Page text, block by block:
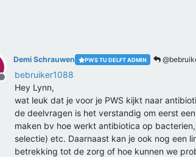
Offline
Demi Schrauwen PWS TU DELFT ADMIN
bebruiker1088
Hey Lynn,
wat leuk dat je voor je PWS kijkt naar
de deelvragen is het verstandig om eerst
maken bv hoe werkt antibiotica op
selectie) etc. Daarnaast kan je ook nog een
betrekking tot de zorg of hoe kunnen we